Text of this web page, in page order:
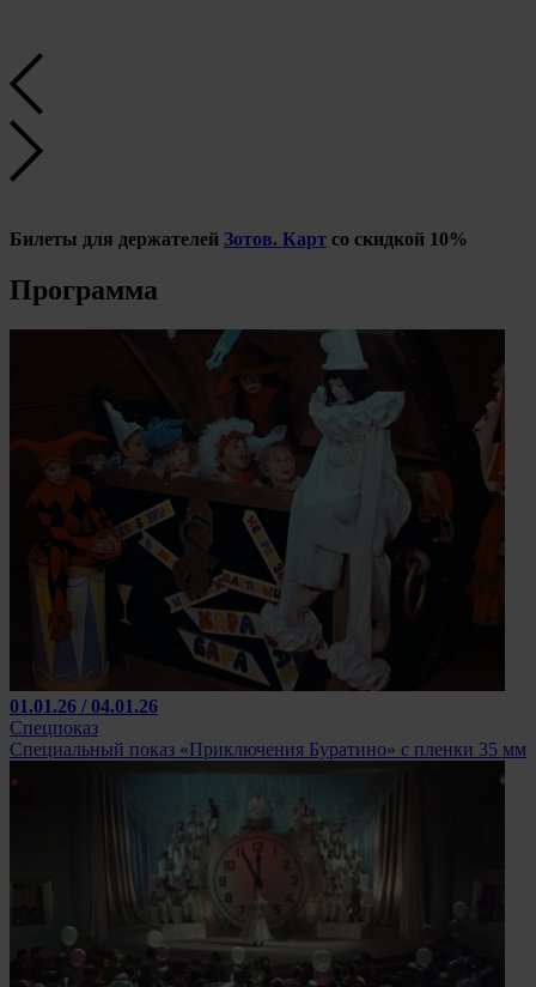
Билеты для держателей Зотов. Карт со скидкой 10%
Программа
01.01.26 / 04.01.26
Спецпоказ
Специальный показ «Приключения Буратино» с пленки 35 мм